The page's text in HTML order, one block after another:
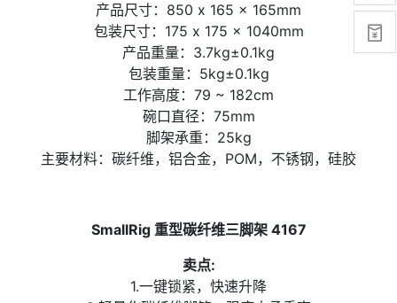

产品尺寸：850 x 165 x 165mm
包装尺寸：175 x 175 x 1040mm
产品重量：3.7kg±0.1kg
包装重量：5kg±0.1kg
工作高度：79 ~ 182cm
碗口直径：75mm
脚架承重：25kg
主要材料：碳纤维，铝合金，POM，不锈钢，硅胶
SmallRig 重型碳纤维三脚架 4167
卖点:
1.一键锁紧，快速升降